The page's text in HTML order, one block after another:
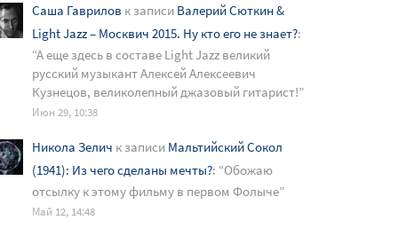
Саша Гаврилов к записи Валерий Сюткин &
Light Jazz – Москвич 2015. Ну кто его не знает?:
“А еще здесь в составе Light Jazz великий
русский музыкант Алексей Алексеевич
Кузнецов, великолепный джазовый гитарист!”
Июн 29, 10:38
Никола Зелич к записи Мальтийский Сокол
(1941): Из чего сделаны мечты?: “Обожаю
отсылку к этому фильму в первом Фолыче”
Май 12, 14:48